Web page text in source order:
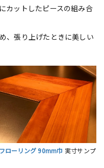
カットしたピースの組み合
、張り上げたときに美しい
ローリング 90mm巾 実寸サンプ